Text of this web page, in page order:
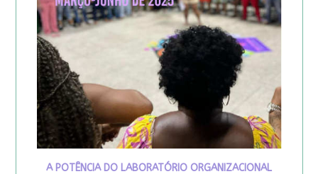
A POTÊNCIA DO LABORATÓRIO ORGANIZACIONAL